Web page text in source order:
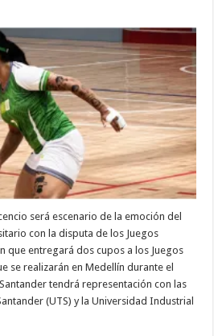
será escenario de la emoción del
con la disputa de los Juegos
que entregará dos cupos a los Juegos
se realizarán en Medellín durante el
tendrá representación con las
(UTS) y la Universidad Industrial